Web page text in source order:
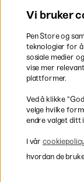
Vi bruker
Pen Store og
teknologier for å
sosiale medier
vise mer
plattformer.
Ved å klikke
velge hvilke
endre valget ditt
I vår
hvordan de